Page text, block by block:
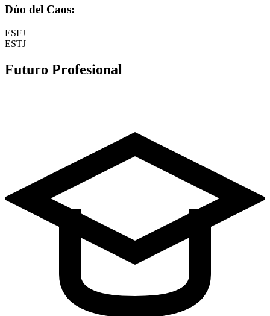
Dúo del Caos:
ESFJ
ESTJ
Futuro Profesional